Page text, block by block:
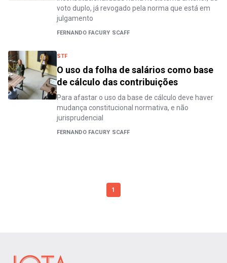
voto duplo, já revogado pela norma que está em
julgamento
FERNANDO FACURY SCAFF
STF
O uso da folha de salários como base
de cálculo das contribuições
Para afastar o uso da base de cálculo deve haver
mudança constitucional normativa, e não
jurisprudencial
FERNANDO FACURY SCAFF
1